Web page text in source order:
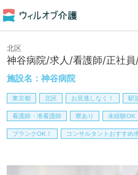
神谷病院/求人/看護師/正社
施設名：神谷病院
北区
東京都 北区 お見逃しなく！ 駅
看護師・准看護師 寮あり 未経験OK
ブランクOK！ コンサルタントおすすめ